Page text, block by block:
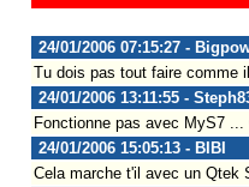
24/01/2006 07:15:27 -
Tu dois pas tout faire comme
24/01/2006 13:11:55 -
Fonctionne pas avec MyS7
24/01/2006 15:05:13 - BIBI
Cela marche t'il avec un Qtek